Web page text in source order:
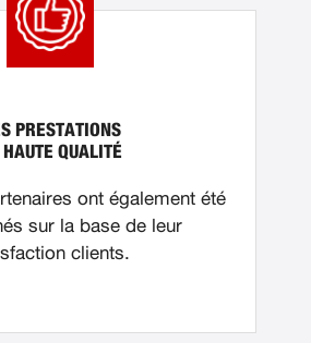
PRESTATIONS
HAUTE QUALITÉ
ont également été
sur la base de leur
clients.